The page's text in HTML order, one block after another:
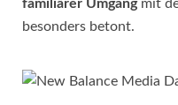
familiärer Umgangmit
besonders betont.